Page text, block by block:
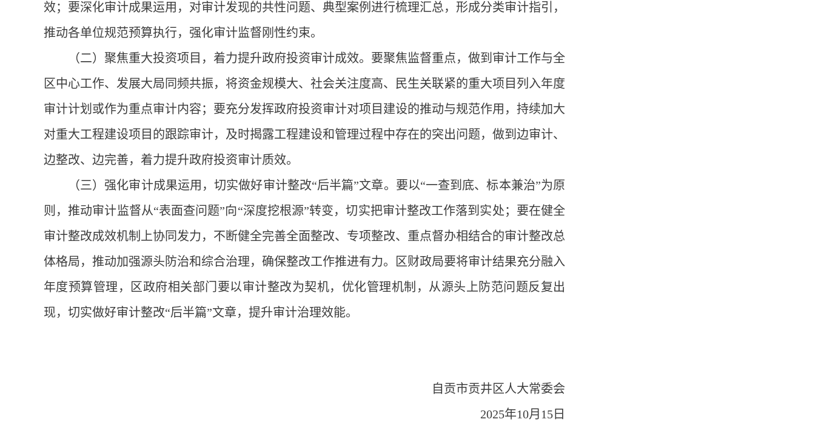
效；要深化审计成果运用，对审计发现的共性问题、典型案例进行梳理汇总，形成分类审计指引，
推动各单位规范预算执行，强化审计监督刚性约束。
（二）聚焦重大投资项目，着力提升政府投资审计成效。要聚焦监督重点，做到审计工作与全
区中心工作、发展大局同频共振，将资金规模大、社会关注度高、民生关联紧的重大项目列入年度
审计计划或作为重点审计内容；要充分发挥政府投资审计对项目建设的推动与规范作用，持续加大
对重大工程建设项目的跟踪审计，及时揭露工程建设和管理过程中存在的突出问题，做到边审计、
边整改、边完善，着力提升政府投资审计质效。
（三）强化审计成果运用，切实做好审计整改“后半篇”文章。要以“一查到底、标本兼治”为原
则，推动审计监督从“表面查问题”向“深度挖根源”转变，切实把审计整改工作落到实处；要在健全
审计整改成效机制上协同发力，不断健全完善全面整改、专项整改、重点督办相结合的审计整改总
体格局，推动加强源头防治和综合治理，确保整改工作推进有力。区财政局要将审计结果充分融入
年度预算管理，区政府相关部门要以审计整改为契机，优化管理机制，从源头上防范问题反复出
现，切实做好审计整改“后半篇”文章，提升审计治理效能。
自贡市贡井区人大常委会
2025年10月15日